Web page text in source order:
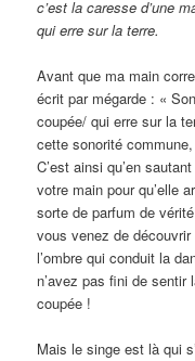
c’est la caresse d’une
qui erre sur la terre.
Avant que ma main
écrit par mégarde : «
coupée/ qui erre sur la
cette sonorité
C’est ainsi qu’en
votre main pour qu’elle
sorte de parfum de
vous venez de
l’ombre qui conduit la
n’avez pas fini de
coupée !
Mais le singe est là qui